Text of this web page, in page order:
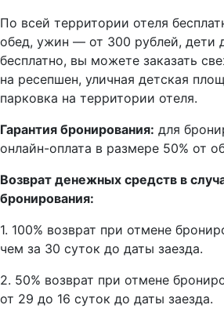
По всей территории отеля
обед, ужин — от 300 рублей, дети
бесплатно, вы можете заказать
на ресепшен, уличная детская
парковка на территории отеля.
Гарантия бронирования: для
онлайн-оплата в размере 50% от
Возврат денежных средств в
бронирования:
1. 100% возврат при отмене
чем за 30 суток до даты заезда.
2. 50% возврат при отмене
от 29 до 16 суток до даты заезда.